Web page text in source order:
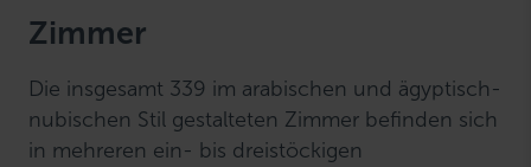
Zimmer
Die insgesamt 339 im arabischen und ägyptisch-
nubischen Stil gestalteten Zimmer befinden sich
in mehreren ein- bis dreistöckigen